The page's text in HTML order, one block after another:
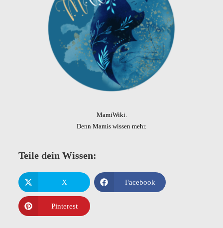
MamiWiki.
Denn Mamis wissen mehr.
Teile dein Wissen:
X Facebook
Pinterest